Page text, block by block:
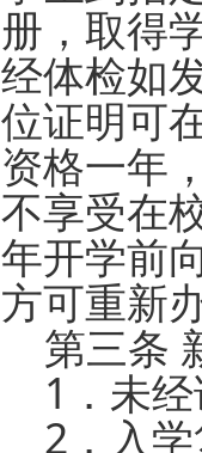
册，取得
经体检如
位证明可
资格一年
不享受在
年开学前
方可重新
第三条
1．未经
2．入学